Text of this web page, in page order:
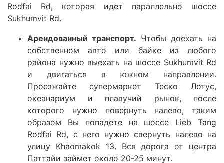
Rodfai Rd, которая идет параллельно шоссе
Sukhumvit Rd.
Арендованный транспорт. Чтобы доехать на
собственном авто или байке из любого
района нужно выехать на шоссе Sukhumvit Rd
и двигаться в южном направлении.
Проезжайте супермаркет Теско Лотус,
океанариум и плавучий рынок, после
которого нужно повернуть налево, таким
образом Вы попадете на шоссе Lieb Tang
Rodfai Rd, с него нужно свернуть налево на
улицу Khaomakok 13. Вся дорога от центра
Паттайи займет около 20-25 минут.